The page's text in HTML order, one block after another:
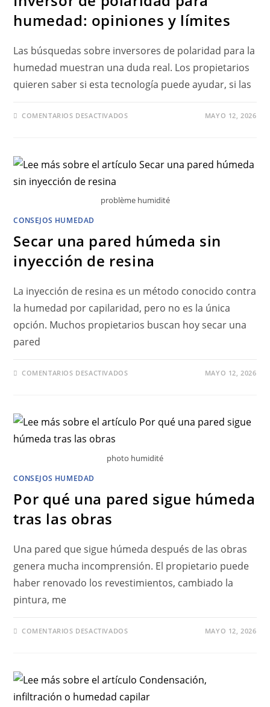
humedad: opiniones y límites
Las búsquedas sobre inversores de polaridad para la
humedad muestran una duda real. Los propietarios
quieren saber si esta tecnología puede ayudar, si las
COMENTARIOS DESACTIVADOS MAYO 12, 2026
problème humidité
CONSEJOS HUMEDAD
Secar una pared húmeda sin
inyección de resina
La inyección de resina es un método conocido contra
la humedad por capilaridad, pero no es la única
opción. Muchos propietarios buscan hoy secar una
pared
COMENTARIOS DESACTIVADOS MAYO 12, 2026
photo humidité
CONSEJOS HUMEDAD
Por qué una pared sigue húmeda
tras las obras
Una pared que sigue húmeda después de las obras
genera mucha incomprensión. El propietario puede
haber renovado los revestimientos, cambiado la
pintura, me
COMENTARIOS DESACTIVADOS MAYO 12, 2026